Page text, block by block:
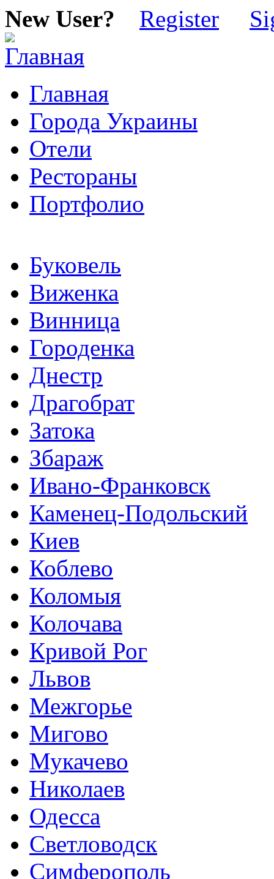
New User? Register
Главная
Города Украины
Отели
Рестораны
Портфолио
Буковель
Виженка
Винница
Городенка
Днестр
Драгобрат
Затока
Збараж
Ивано-Франковск
Каменец-Подольский
Киев
Коблево
Коломыя
Колочава
Кривой Рог
Львов
Межгорье
Мигово
Мукачево
Николаев
Одесса
Светловодск
Симферополь